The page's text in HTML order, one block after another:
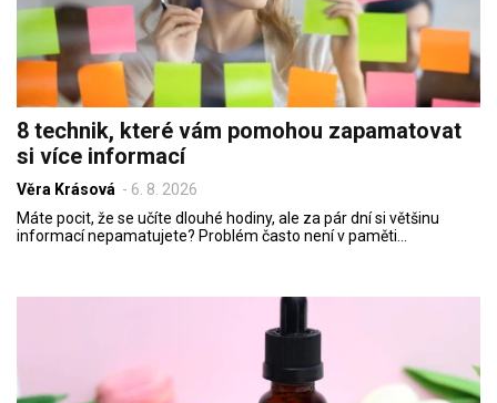
8 technik, které vám pomohou zapamatovat
si více informací
Věra Krásová - 6. 8. 2026
Máte pocit, že se učíte dlouhé hodiny, ale za pár dní si většinu
informací nepamatujete? Problém často není v paměti…